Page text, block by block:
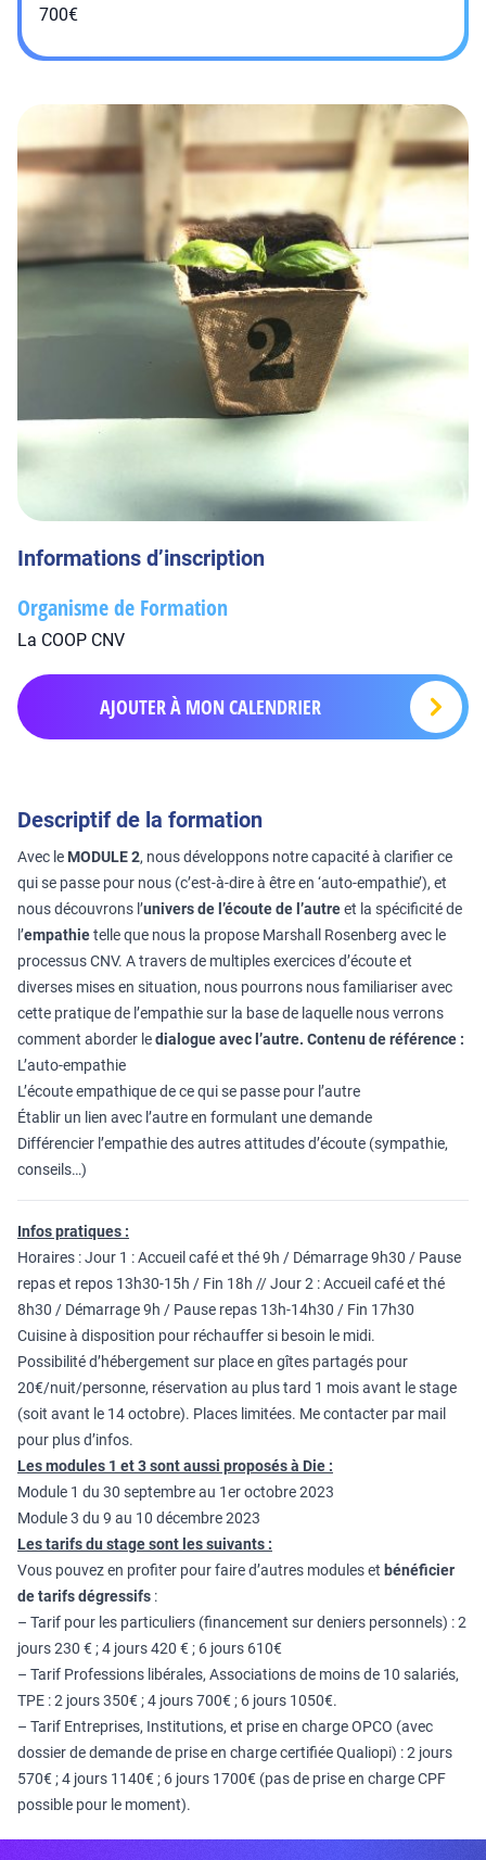
700€
Informations d’inscription
Organisme de Formation
La COOP CNV
AJOUTER À MON CALENDRIER
Descriptif de la formation
Avec le MODULE 2, nous développons notre capacité à clarifier ce
qui se passe pour nous (c’est-à-dire à être en ‘auto-empathie’), et
nous découvrons l’univers de l’écoute de l’autreet la spécificité de
l’empathietelle que nous la propose Marshall Rosenberg avec le
processus CNV. A travers de multiples exercices d’écoute et
diverses mises en situation, nous pourrons nous familiariser avec
cette pratique de l’empathie sur la base de laquelle nous verrons
comment aborder ledialogue avec l’autre. Contenu de référence :
L’auto-empathie
L’écoute empathique de ce qui se passe pour l’autre
Établir un lien avec l’autre en formulant une demande
Différencier l’empathie des autres attitudes d’écoute (sympathie,
conseils…)
Infos pratiques :
Horaires : Jour 1 : Accueil café et thé 9h / Démarrage 9h30 / Pause
repas et repos 13h30-15h / Fin 18h // Jour 2 : Accueil café et thé
8h30 / Démarrage 9h / Pause repas 13h-14h30 / Fin 17h30
Cuisine à disposition pour réchauffer si besoin le midi.
Possibilité d’hébergement sur place en gîtes partagés pour
20€/nuit/personne, réservation au plus tard 1 mois avant le stage
(soit avant le 14 octobre). Places limitées. Me contacter par mail
pour plus d’infos.
Les modules 1 et 3 sont aussi proposés à Die :
Module 1 du 30 septembre au 1er octobre 2023
Module 3 du 9 au 10 décembre 2023
Les tarifs du stage sont les suivants :
Vous pouvez en profiter pour faire d’autres modules et bénéficier
de tarifs dégressifs :
– Tarif pour les particuliers (financement sur deniers personnels) : 2
jours 230 € ; 4 jours 420 € ; 6 jours 610€
– Tarif Professions libérales, Associations de moins de 10 salariés,
TPE : 2 jours 350€ ; 4 jours 700€ ; 6 jours 1050€.
– Tarif Entreprises, Institutions, et prise en charge OPCO (avec
dossier de demande de prise en charge certifiée Qualiopi) : 2 jours
570€ ; 4 jours 1140€ ; 6 jours 1700€ (pas de prise en charge CPF
possible pour le moment).